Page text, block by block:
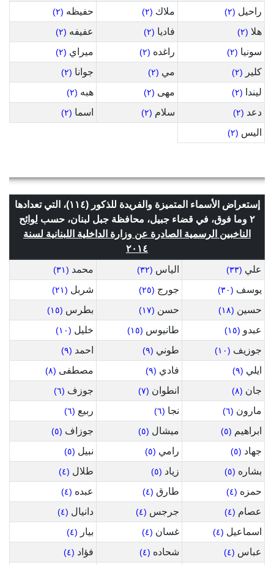
راحيل (٢) ملاك (٢) حفيظه (٢)
هلا (٢) فاديا (٢) عفيفه (٢)
سونيا (٢) راغده (٢) ميراي (٢)
كلير (٢) مي (٢) جوانا (٢)
ليندا (٢) مهى (٢) هبه (٢)
دعد (٢) سلام (٢) اسما (٢)
اليس (٢)
إستعراض الأسماء المتميزة والفريدة للذكور (١١٤)، التي تعدادها
٢ وما فوق، في قضاء جبيل، محافظة جبل لبنان، حسب
لوائح
الناخبين الرسمية الصادرة عن وزارة الداخلية اللبنانية لسنة
٢٠١٤
علي (٣٣) الياس (٣٢) محمد (٣١)
يوسف (٣٠) جورج (٢٥) شربل (٢١)
حسين (١٨) حسن (١٧) بطرس (١٥)
عبدو (١٥) طانيوس (١٥) خليل (١٠)
جوزيف (١٠) طوني (٩) احمد (٩)
ايلي (٩) فادي (٩) مصطفى (٨)
جان (٨) انطوان (٧) جوزف (٦)
مارون (٦) نجا (٦) ربيع (٦)
ابراهيم (٥) ميشال (٥) جوزاف (٥)
جهاد (٥) رامي (٥) نبيل (٥)
بشاره (٥) زياد (٥) طلال (٤)
حمزه (٤) طارق (٤) عبده (٤)
عصام (٤) جرجس (٤) دانيال (٤)
اسماعيل (٤) غسان (٤) بيار (٤)
عباس (٤) شحاده (٤) فؤاد (٤)